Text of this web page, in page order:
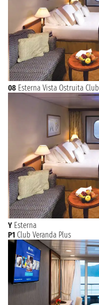
08 Esterna Vista Ostruita Club
Y Esterna
P1 Club Veranda Plus